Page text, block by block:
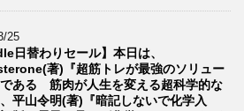
25
日替わりセール】本日は、
著)『超筋トレが最強のソリュー
ある 筋肉が人生を変える超科学的な
平山令明(著)『暗記しないで化学入